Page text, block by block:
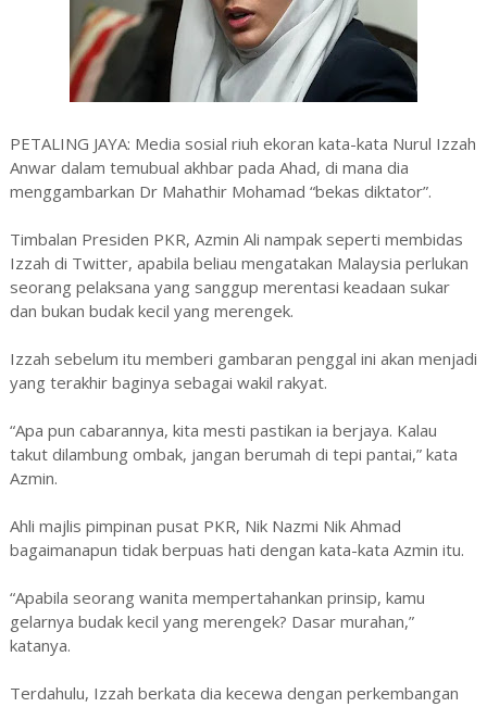
PETALING JAYA: Media sosial riuh ekoran kata-kata Nurul Izzah
Anwar dalam temubual akhbar pada Ahad, di mana dia
menggambarkan Dr Mahathir Mohamad “bekas diktator”.
Timbalan Presiden PKR, Azmin Ali nampak seperti membidas
Izzah di Twitter, apabila beliau mengatakan Malaysia perlukan
seorang pelaksana yang sanggup merentasi keadaan sukar
dan bukan budak kecil yang merengek.
Izzah sebelum itu memberi gambaran penggal ini akan menjadi
yang terakhir baginya sebagai wakil rakyat.
“Apa pun cabarannya, kita mesti pastikan ia berjaya. Kalau
takut dilambung ombak, jangan berumah di tepi pantai,” kata
Azmin.
Ahli majlis pimpinan pusat PKR, Nik Nazmi Nik Ahmad
bagaimanapun tidak berpuas hati dengan kata-kata Azmin itu.
“Apabila seorang wanita mempertahankan prinsip, kamu
gelarnya budak kecil yang merengek? Dasar murahan,”
katanya.
Terdahulu, Izzah berkata dia kecewa dengan perkembangan